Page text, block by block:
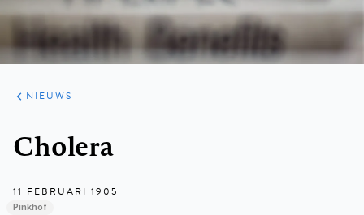
ARTIKELEN
HET
KORT
NIEUWS
Cholera
11 FEBRUARI 1905
Pinkhof